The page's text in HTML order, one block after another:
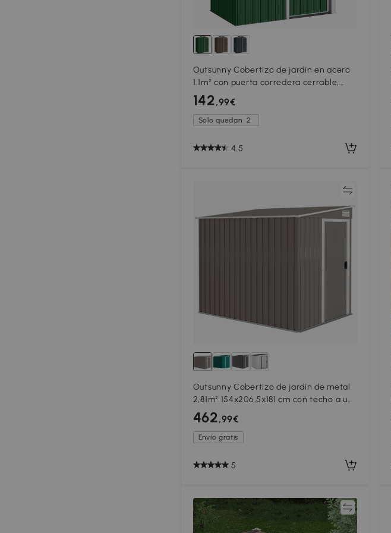
Outsunny Cobertizo de jardín en acero
1.1m² con puerta corredera cerrable,
136x87x179 cm, verde
142,99€
Solo quedan 2
4.5
Outsunny Cobertizo de jardín de metal
2,81m² 154x206,5x181 cm con techo a un
agua Base
462,99€
Envío gratis
5
Comparar